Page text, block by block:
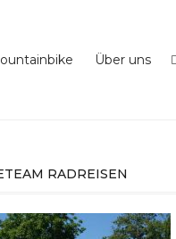
Über uns
RADREISEN